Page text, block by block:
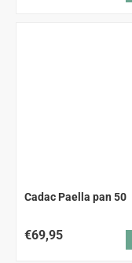
Cadac Paella pan 50
€69,95